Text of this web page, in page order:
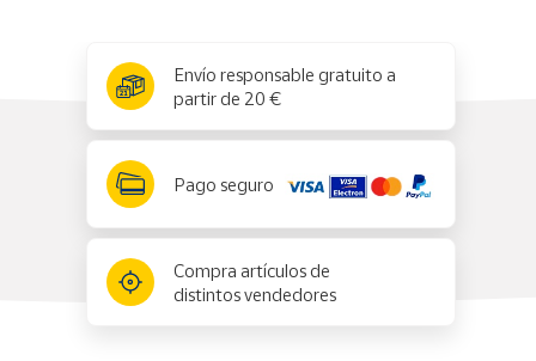
Envío responsable gratuito a
partir de 20 €
Pago seguro
Compra artículos de
distintos vendedores